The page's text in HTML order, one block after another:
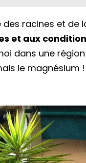
des racines et de
et aux
dans une
le magnésium